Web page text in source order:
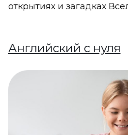
открытиях и загадках
Английский с нуля